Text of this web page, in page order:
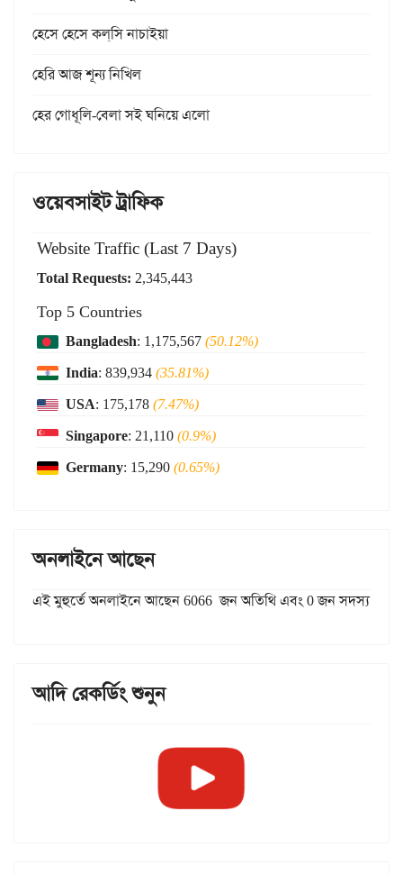
হেসে হেসে কল্‌সি নাচাইয়া
হেরি আজ শূন্য নিখিল
হের গোধূলি-বেলা সই ঘনিয়ে এলো
ওয়েবসাইট ট্রাফিক
Website Traffic (Last 7 Days)
Total Requests: 2,345,443
Top 5 Countries
Bangladesh: 1,175,567(50.12%)
India: 839,934(35.81%)
USA: 175,178(7.47%)
Singapore: 21,110(0.9%)
Germany: 15,290(0.65%)
অনলাইনে আছেন
এই মুহুর্তে অনলাইনে আছেন 6066 জন অতিথি এবং 0 জন সদস্য
আদি রেকর্ডিং শুনুন